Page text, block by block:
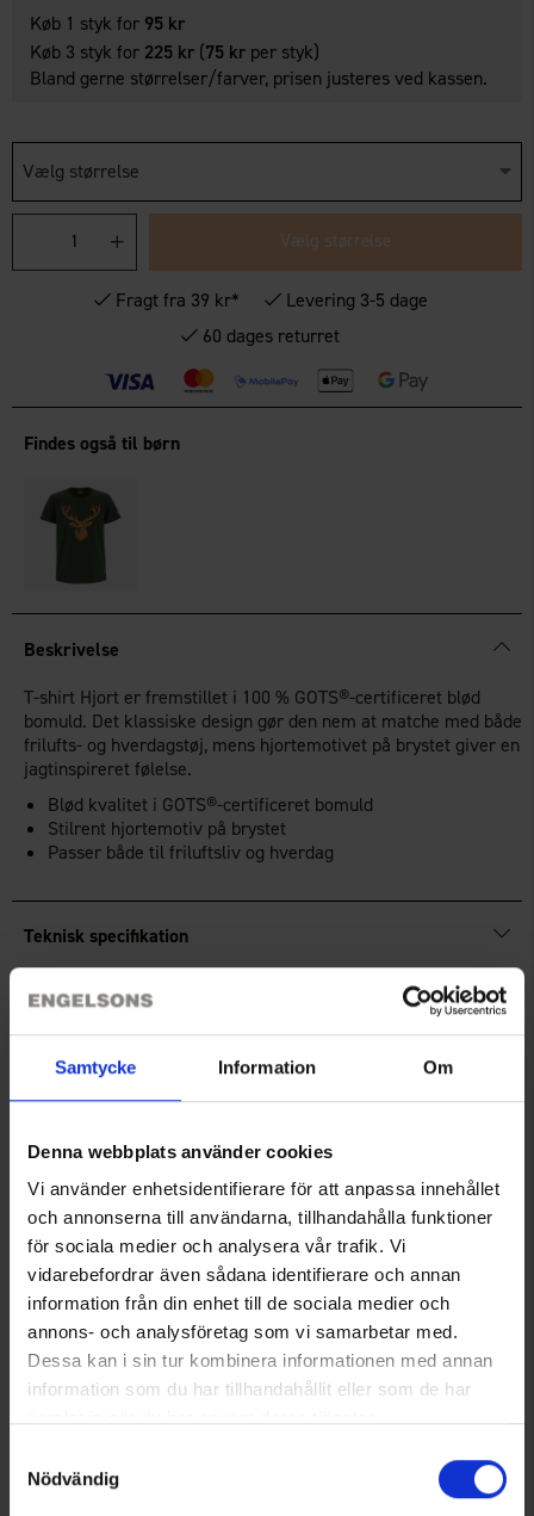
Samtycke Information Om
Denna webbplats använder cookies
Vi använder enhetsidentifierare för att anpassa innehållet
och annonserna till användarna, tillhandahålla funktioner
för sociala medier och analysera vår trafik. Vi
vidarebefordrar även sådana identifierare och annan
information från din enhet till de sociala medier och
annons- och analysföretag som vi samarbetar med.
Dessa kan i sin tur kombinera informationen med annan
information som du har tillhandahållit eller som de har
Nödvändig
Køb 1 styk for 95 kr
Køb 3 styk for 225 kr (75 kr per styk)
Bland gerne størrelser/farver, prisen justeres ved kassen.
Vælg størrelse
Vælg størrelse
Fragt fra 39 kr*
Levering 3-5 dage
60 dages returret
Findes også til børn
Beskrivelse
T-shirt Hjort er fremstillet i 100 % GOTS®-certificeret blød
bomuld. Det klassiske design gør den nem at matche med både
frilufts- og hverdags­tøj, mens hjortemotivet på brystet giver en
jagtinspireret følelse.
Blød kvalitet i GOTS®-certificeret bomuld
Stilrent hjortemotiv på brystet
Passer både til friluftsliv og hverdag
Teknisk specifikation
Størrelsesguide
Anmeldelser
Du har måske også brug for
Herre Outdoor bukser Duved